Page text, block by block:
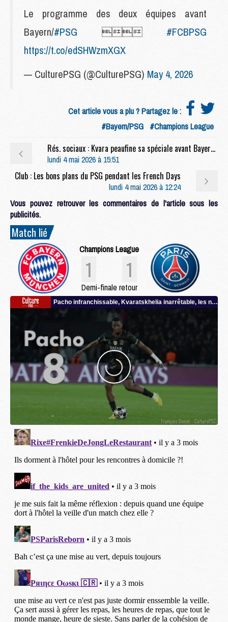
Le programme des deux équipes avant
Bayern/#PSG  #FCBPSG
https://t.co/edSHWzmXGX
— CulturePSG (@CulturePSG) May 4, 2026
Cet article vous a plu ? Partagez le :
#Bayern/PSG #Champions League
Rés. sociaux : Kvara peaufine sa spéciale avant Bayern/PSG
lundi 4 mai 2026 à 15:51
Club : Les bons plans du PSG pendant les French Days
lundi 4 mai 2026 à 12:24
Vous pouvez retrouver les commentaires de l'article sous les
publicités.
Match lié
Champions League
1 1
Demi-finale retour